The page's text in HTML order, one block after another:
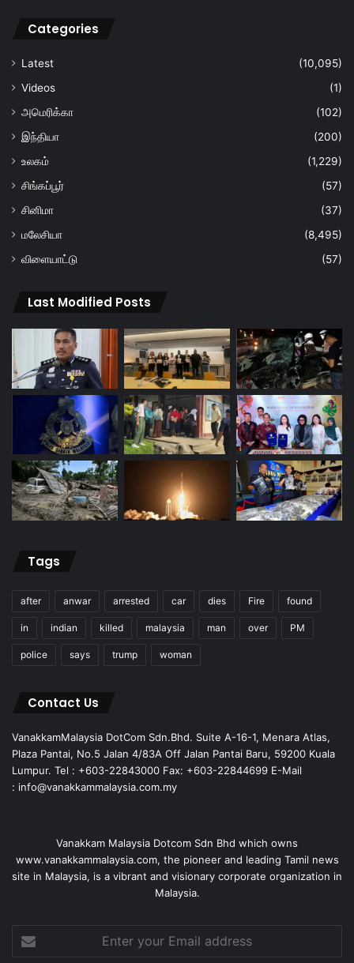
Categories
Latest
(10,095)
Videos
(1)
அமெரிக்கா
(102)
இந்தியா
(200)
உலகம்
(1,229)
சிங்கப்பூர்
(57)
சினிமா
(37)
மலேசியா
(8,495)
விளையாட்டு
(57)
Last Modified Posts
Tags
after anwar arrested car dies Fire found
in indian killed malaysia man over PM
police says trump woman
Contact Us
VanakkamMalaysia DotCom Sdn.Bhd. Suite A-16-1, Menara Atlas,
Plaza Pantai, No.5 Jalan 4/83A Off Jalan Pantai Baru, 59200 Kuala
Lumpur. Tel : +603-22843000 Fax: +603-22844699 E-Mail
: info@vanakkammalaysia.com.my
Vanakkam Malaysia Dotcom Sdn Bhd which owns
www.vanakkammalaysia.com, the pioneer and leading Tamil news
site in Malaysia, is a vibrant and visionary corporate organization in
Malaysia.
your